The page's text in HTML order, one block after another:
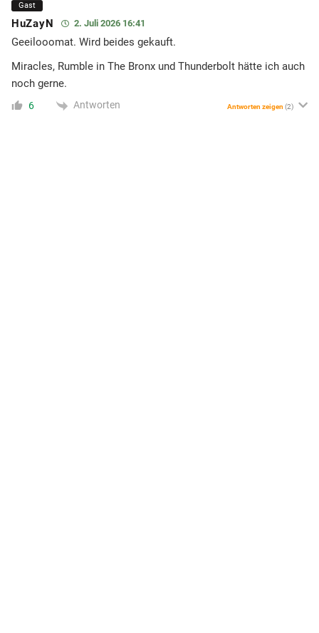
Gast
HuZayN 2. Juli 2026 16:41
Geeilooomat. Wird beides gekauft.
Miracles, Rumble in The Bronx und Thunderbolt hätte ich auch
noch gerne.
6 Antworten Antworten zeigen (2)